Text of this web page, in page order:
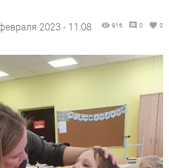
2023 - 11:08 916 0 0